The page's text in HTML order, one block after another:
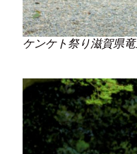
ケンケト祭り滋賀県